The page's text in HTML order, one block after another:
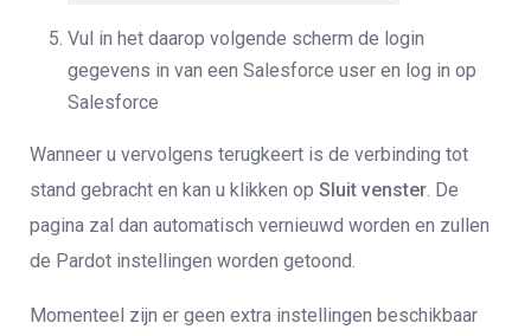
Vul in het daarop volgende scherm de login
gegevens in van een Salesforce user en log in op
Salesforce
Wanneer u vervolgens terugkeert is de verbinding tot
stand gebracht en kan u klikken op Sluit venster. De
pagina zal dan automatisch vernieuwd worden en zullen
de Pardot instellingen worden getoond.
Momenteel zijn er geen extra instellingen beschikbaar